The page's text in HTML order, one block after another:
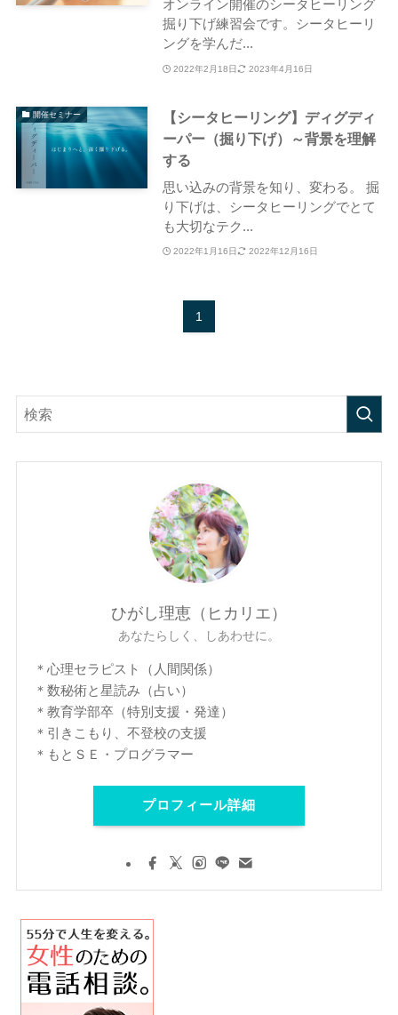
オンライン開催のシータヒーリング
掘り下げ練習会です。シータヒーリ
ングを学んだ...
2022年2月18日 2023年4月16日
開催セミナー
【シータヒーリング】ディグディ
ーパー（掘り下げ）～背景を理解
する
思い込みの背景を知り、変わる。 掘
り下げは、シータヒーリングでとて
も大切なテク...
2022年1月16日 2022年12月16日
1
ひがし理恵（ヒカリエ）
あなたらしく、しあわせに。
＊心理セラピスト（人間関係）
＊数秘術と星読み（占い）
＊教育学部卒（特別支援・発達）
＊引きこもり、不登校の支援
＊もとＳＥ・プログラマー
プロフィール詳細